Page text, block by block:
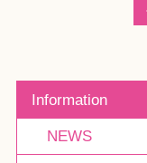
Information
NEWS